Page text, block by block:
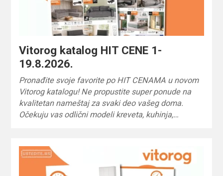
Vitorog katalog HIT CENE 1-
19.8.2026.
Pronađite svoje favorite po HIT CENAMA u novom
Vitorog katalogu! Ne propustite super ponude na
kvalitetan nameštaj za svaki deo vašeg doma.
Očekuju vas odlični modeli kreveta, kuhinja,…